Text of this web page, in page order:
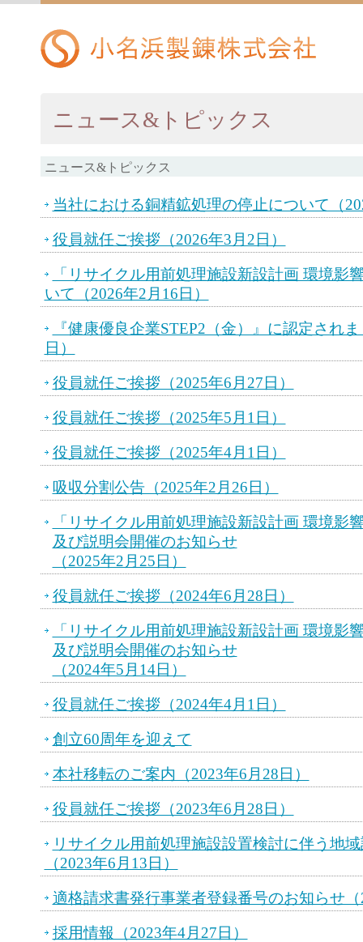
ニュース&トピックス
ニュース&トピックス
当社における銅精鉱処理の停止について（
役員就任ご挨拶（2026年3月2日）
「リサイクル用前処理施設新設計画 環境影
いて（2026年2月16日）
『健康優良企業STEP2（金）』に認定され
日）
役員就任ご挨拶（2025年6月27日）
役員就任ご挨拶（2025年5月1日）
役員就任ご挨拶（2025年4月1日）
吸収分割公告（2025年2月26日）
「リサイクル用前処理施設新設計画 環境影
及び説明会開催のお知らせ
（2025年2月25日）
役員就任ご挨拶（2024年6月28日）
「リサイクル用前処理施設新設計画 環境影
及び説明会開催のお知らせ
（2024年5月14日）
役員就任ご挨拶（2024年4月1日）
創立60周年を迎えて
本社移転のご案内（2023年6月28日）
役員就任ご挨拶（2023年6月28日）
リサイクル用前処理施設設置検討に伴う地
（2023年6月13日）
適格請求書発行事業者登録番号のお知らせ
採用情報（2023年4月27日）